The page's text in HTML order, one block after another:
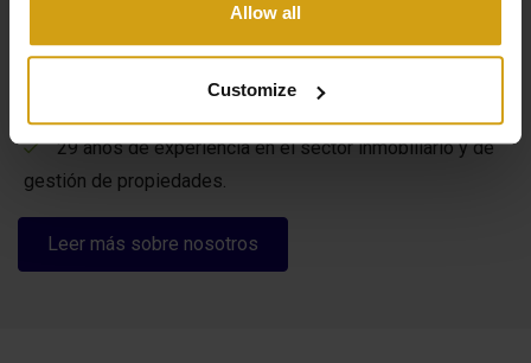
Allow all
Customize
29 años de experiencia en el sector inmobiliario y de
gestión de propiedades.
Leer más sobre nosotros